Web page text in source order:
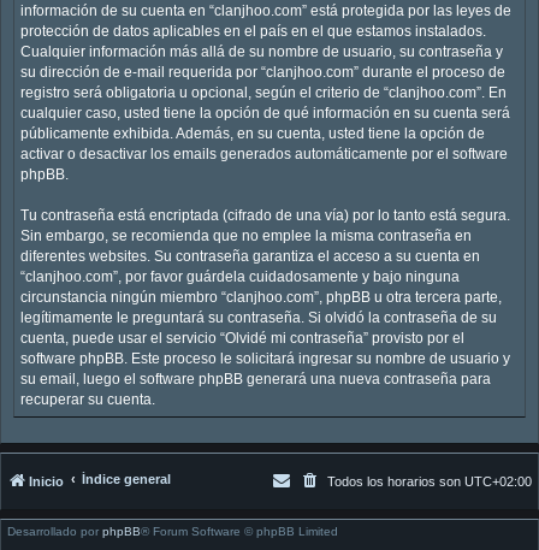
información de su cuenta en “clanjhoo.com” está protegida por las leyes de
protección de datos aplicables en el país en el que estamos instalados.
Cualquier información más allá de su nombre de usuario, su contraseña y
su dirección de e-mail requerida por “clanjhoo.com” durante el proceso de
registro será obligatoria u opcional, según el criterio de “clanjhoo.com”. En
cualquier caso, usted tiene la opción de qué información en su cuenta será
públicamente exhibida. Además, en su cuenta, usted tiene la opción de
activar o desactivar los emails generados automáticamente por el software
phpBB.
Tu contraseña está encriptada (cifrado de una vía) por lo tanto está segura.
Sin embargo, se recomienda que no emplee la misma contraseña en
diferentes websites. Su contraseña garantiza el acceso a su cuenta en
“clanjhoo.com”, por favor guárdela cuidadosamente y bajo ninguna
circunstancia ningún miembro “clanjhoo.com”, phpBB u otra tercera parte,
legítimamente le preguntará su contraseña. Si olvidó la contraseña de su
cuenta, puede usar el servicio “Olvidé mi contraseña” provisto por el
software phpBB. Este proceso le solicitará ingresar su nombre de usuario y
su email, luego el software phpBB generará una nueva contraseña para
recuperar su cuenta.
Inicio Índice general Todos los horarios son UTC+02:00
Desarrollado por phpBB® Forum Software © phpBB Limited